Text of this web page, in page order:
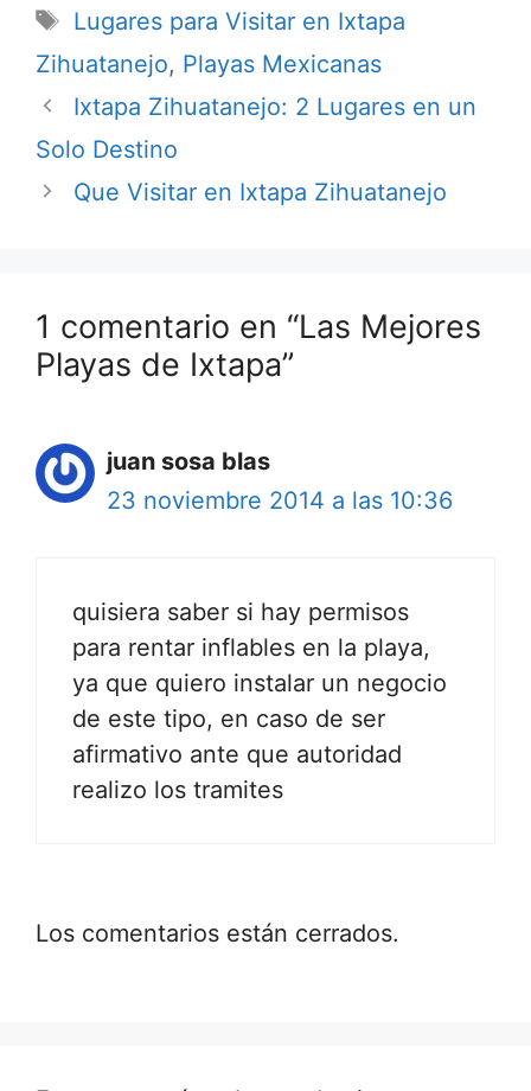
Etiquetas
Lugares para Visitar en Ixtapa
Zihuatanejo, Playas Mexicanas
Ixtapa Zihuatanejo: 2 Lugares en un
Solo Destino
Que Visitar en Ixtapa Zihuatanejo
1 comentario en “Las Mejores
Playas de Ixtapa”
juan sosa blas
23 noviembre 2014 a las 10:36
quisiera saber si hay permisos
para rentar inflables en la playa,
ya que quiero instalar un negocio
de este tipo, en caso de ser
afirmativo ante que autoridad
realizo los tramites
Los comentarios están cerrados.